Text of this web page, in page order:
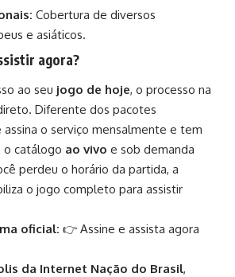
Cobertura de diversos
e asiáticos.
agora?
ao seu jogo de hoje, o processo na
Diferente dos pacotes
assina o serviço mensalmente e tem
catálogo ao vivo e sob demanda
perdeu o horário da partida, a
o jogo completo para assistir
oficial: 👉 Assine e assista agora
da Internet Nação do Brasil,